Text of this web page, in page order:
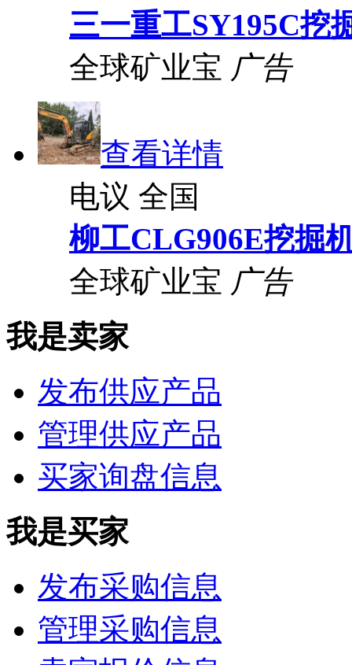
三一重工SY195C挖
全球矿业宝 广告
查看详情
电议 全国
柳工CLG906E挖掘
全球矿业宝 广告
我是卖家
发布供应产品
管理供应产品
买家询盘信息
我是买家
发布采购信息
管理采购信息